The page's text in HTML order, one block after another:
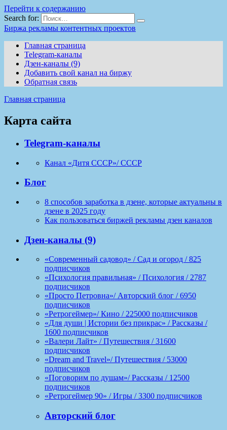
Перейти к содержанию
Search for:
Биржа рекламы контентных проектов
Главная страница
Telegram-каналы
Дзен-каналы (9)
Добавить свой канал на биржу
Обратная связь
Главная страница
Карта сайта
Telegram-каналы
Канал «Дитя СССР»/ CCCР
Блог
8 способов заработка в дзене, которые актуальны в
дзене в 2025 году
Как пользоваться биржей рекламы дзен каналов
Дзен-каналы (9)
«Современный садовод» / Сад и огород / 825
подписчиков
«Психология правильная» / Психология / 2787
подписчиков
«Просто Петровна»/ Авторский блог / 6950
подписчиков
«Ретрогеймер»/ Кино / 225000 подписчиков
«Для души | Истории без прикрас» / Рассказы /
1600 подписчиков
«Валери Лайт» / Путешествия / 31600
подписчиков
«Dream and Travel»/ Путешествия / 53000
подписчиков
«Поговорим по душам»/ Рассказы / 12500
подписчиков
«Ретрогеймер 90» / Игры / 3300 подписчиков
Авторский блог